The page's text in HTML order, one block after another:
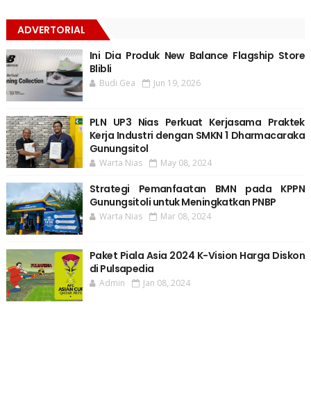
ADVERTORIAL
Ini Dia Produk New Balance Flagship Store
Blibli
Budi Gea Jun 19, 2026
PLN UP3 Nias Perkuat Kerjasama Praktek
Kerja Industri dengan SMKN 1 Dharmacaraka
Gunungsitol
Warta Nias May 08, 2024
Strategi Pemanfaatan BMN pada KPPN
Gunungsitoli untuk Meningkatkan PNBP
Warta Nias Mar 08, 2024
Paket Piala Asia 2024 K-Vision Harga Diskon
di Pulsapedia
Admin Jan 08, 2024